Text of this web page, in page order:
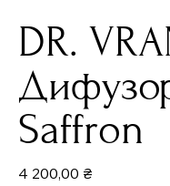
DR.
Saffron
4 200,00 ₴